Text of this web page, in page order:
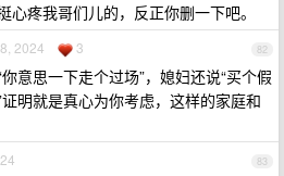
心疼我哥们儿的，反正你删一下吧。
82
2024 3
意思一下走个过场”，媳妇还说“买个假
明就是真心为你考虑，这样的家庭和
83